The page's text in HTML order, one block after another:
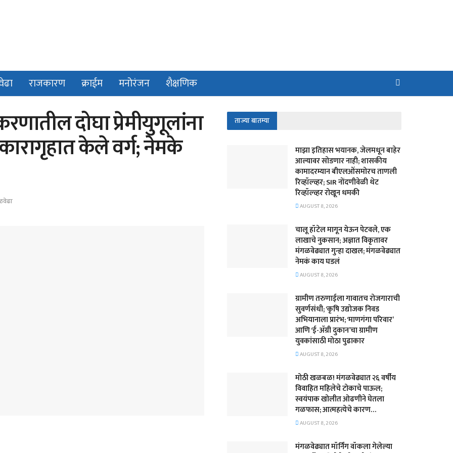
राजकारण क्राईम मनोरंजन शैक्षणिक
दोघा प्रेमीयुगूलांना
केले वर्ग; नेमके
ताज्या बातम्या
माझा इतिहास भयानक, जेलमधून बाहेर
आल्यावर सोडणार नाही; शासकीय
कामादरम्यान बीएलओंसमोरच ताणली
रिव्हॉल्व्हर; SIR नोंदणीवेळी थेट
रिव्हॉल्व्हर रोखून धमकी
AUGUST 8, 2026
चालू हॉटेल मागून येऊन पेटवले, एक
लाखाचे नुकसान; अज्ञात विकृतावर
मंगळवेढ्यात गुन्हा दाखल; मंगळवेढ्यात
नेमकं काय घडलं
AUGUST 8, 2026
​ग्रामीण तरुणाईला गावातच रोजगाराची
सुवर्णसंधी; ‘कृषि उद्योजक निवड
अभियानाला प्रारंभ; ‘माणगंगा परिवार’
आणि ‘ई-ॲग्री दुकान’चा ग्रामीण
युवकांसाठी मोठा पुढाकार
AUGUST 8, 2026
मोठी खळबळ! मंगळवेढ्यात २६ वर्षीय
विवाहित महिलेचे टोकाचे पाऊल;
स्वयंपाक खोलीत ओढणीने घेतला
गळफास; आत्महत्येचे कारण…
AUGUST 8, 2026
मंगळवेढ्यात मॉर्निंग वॉकला गेलेल्या